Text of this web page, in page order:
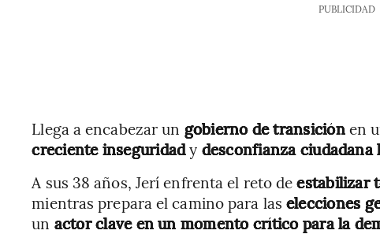
PUBLICIDAD
Llega a encabezar un gobierno de transiciónen
creciente inseguridady desconfianza
A sus 38 años, Jerí enfrenta el reto deestabilizar
mientras prepara el camino para las elecciones
un actor clave en un momento crítico para la